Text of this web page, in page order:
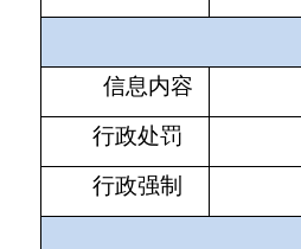
信息内容
行政处罚
行政强制